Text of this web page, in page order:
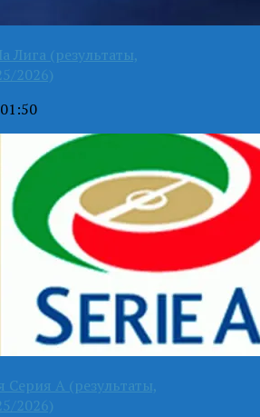
Лига (результаты,
2026)
Серия А (результаты,
2026)